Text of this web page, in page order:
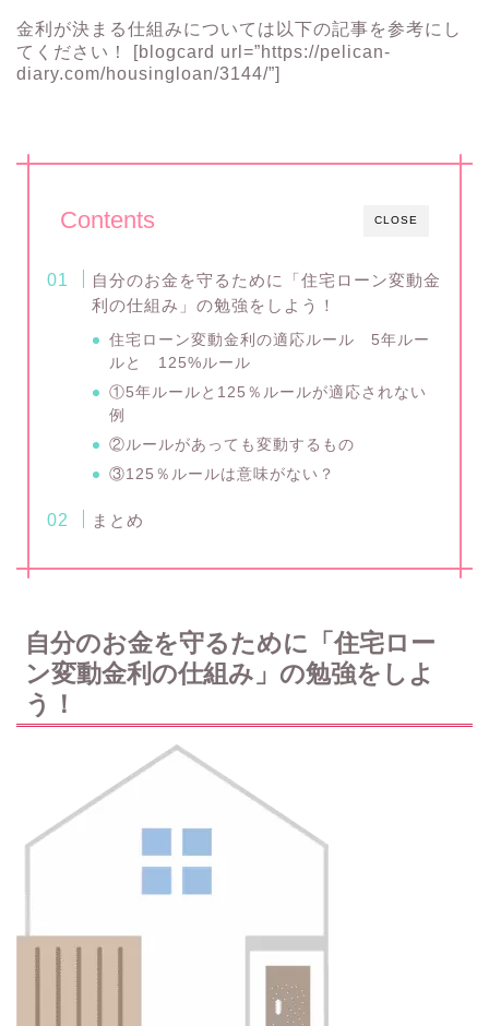
金利が決まる仕組みについては以下の記事を参考にし
てください！ [blogcard url=”https://pelican-
diary.com/housingloan/3144/”]
CLOSE
Contents
自分のお金を守るために「住宅ローン変動金
利の仕組み」の勉強をしよう！
住宅ローン変動金利の適応ルール 5年ルー
ルと 125%ルール
①5年ルールと125％ルールが適応されない
例
②ルールがあっても変動するもの
③125％ルールは意味がない？
まとめ
自分のお金を守るために「住宅ロー
ン変動金利の仕組み」の勉強をしよ
う！